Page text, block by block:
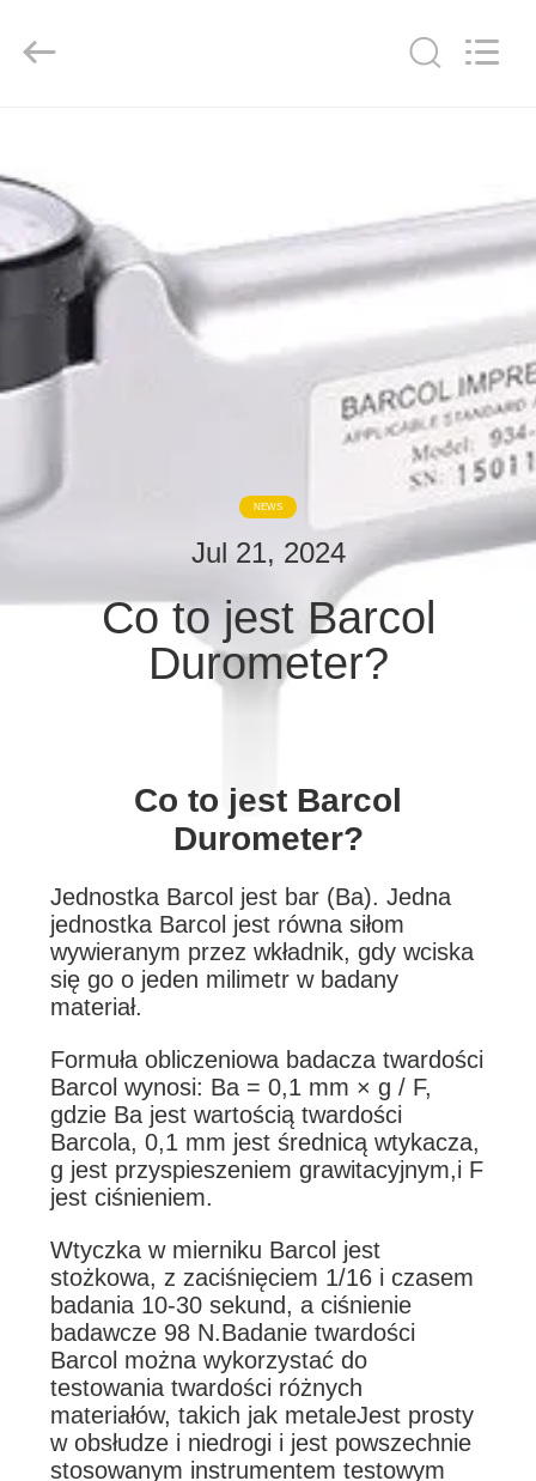
DOMU
PRODUKTY
FILMY
O
WYCIECZKA
KONTROLA
POLICY
Rights
Reserved.
NEWS
Jul 21, 2024
Co to jest Barcol
Durometer?
Co to jest Barcol
Durometer?
Jednostka Barcol jest bar (Ba). Jedna
jednostka Barcol jest równa siłom
wywieranym przez wkładnik, gdy wciska
się go o jeden milimetr w badany
materiał.
Formuła obliczeniowa badacza twardości
Barcol wynosi: Ba = 0,1 mm × g / F,
gdzie Ba jest wartością twardości
Barcola, 0,1 mm jest średnicą wtykacza,
g jest przyspieszeniem grawitacyjnym,i F
jest ciśnieniem.
Wtyczka w mierniku Barcol jest
stożkowa, z zaciśnięciem 1/16 i czasem
badania 10-30 sekund, a ciśnienie
badawcze 98 N.Badanie twardości
Barcol można wykorzystać do
testowania twardości różnych
materiałów, takich jak metaleJest prosty
w obsłudze i niedrogi i jest powszechnie
stosowanym instrumentem testowym